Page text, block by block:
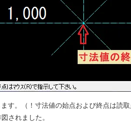
す。（！寸法値の始点および終点は読取
されました。